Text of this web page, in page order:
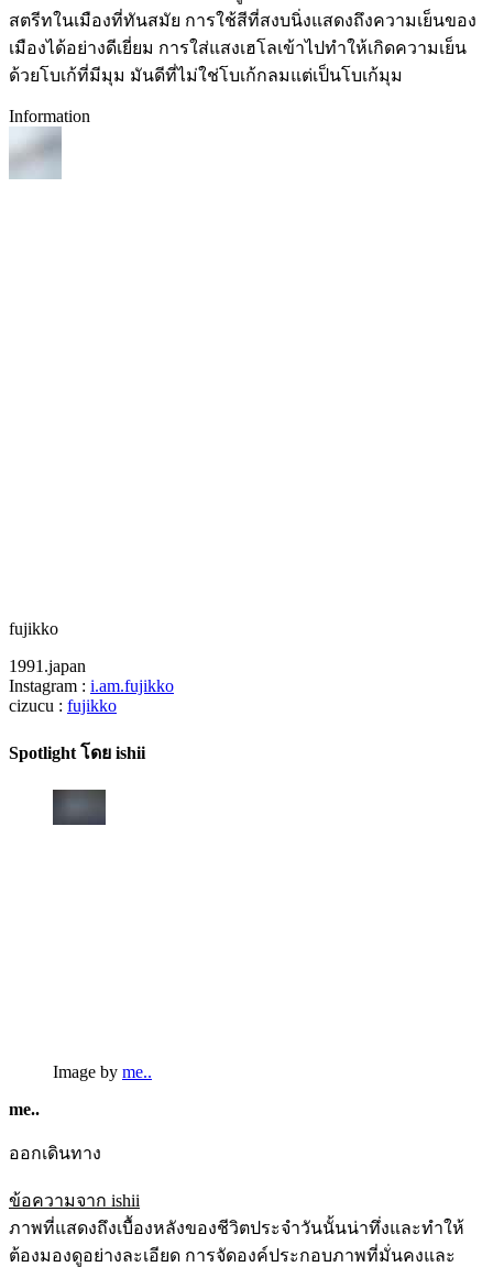
สตรีทในเมืองที่ทันสมัย การใช้สีที่สงบนิ่งแสดงถึงความเย็นของ
เมืองได้อย่างดีเยี่ยม การใส่แสงเฮโลเข้าไปทำให้เกิดความเย็น
ด้วยโบเก้ที่มีมุม มันดีที่ไม่ใช่โบเก้กลมแต่เป็นโบเก้มุม
Information
fujikko
1991.japan
Instagram : i.am.fujikko
cizucu : fujikko
Spotlight โดย ishii
Image by me..
me..
ออกเดินทาง
ข้อความจาก ishii
ภาพที่แสดงถึงเบื้องหลังของชีวิตประจำวันนั้นน่าทึ่งและทำให้
ต้องมองดูอย่างละเอียด การจัดองค์ประกอบภาพที่มั่นคงและ